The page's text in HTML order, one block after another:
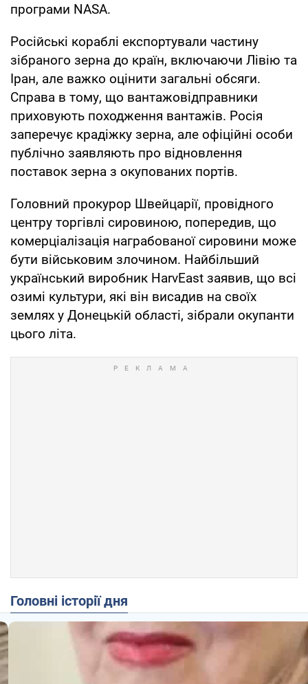
програми NASA.
Російські кораблі експортували частину
зібраного зерна до країн, включаючи Лівію та
Іран, але важко оцінити загальні обсяги.
Справа в тому, що вантажовідправники
приховують походження вантажів. Росія
заперечує крадіжку зерна, але офіційні особи
публічно заявляють про відновлення
поставок зерна з окупованих портів.
Головний прокурор Швейцарії, провідного
центру торгівлі сировиною, попередив, що
комерціалізація награбованої сировини може
бути військовим злочином. Найбільший
український виробник HarvEast заявив, що всі
озимі культури, які він висадив на своїх
землях у Донецькій області, зібрали окупанти
цього літа.
Головні історії дня